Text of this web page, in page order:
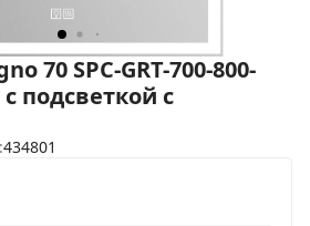
70 SPC-GRT-700-800-
с подсветкой с
434801